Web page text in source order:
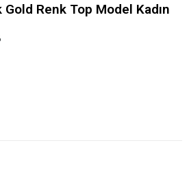
Renk Top Model Kadın